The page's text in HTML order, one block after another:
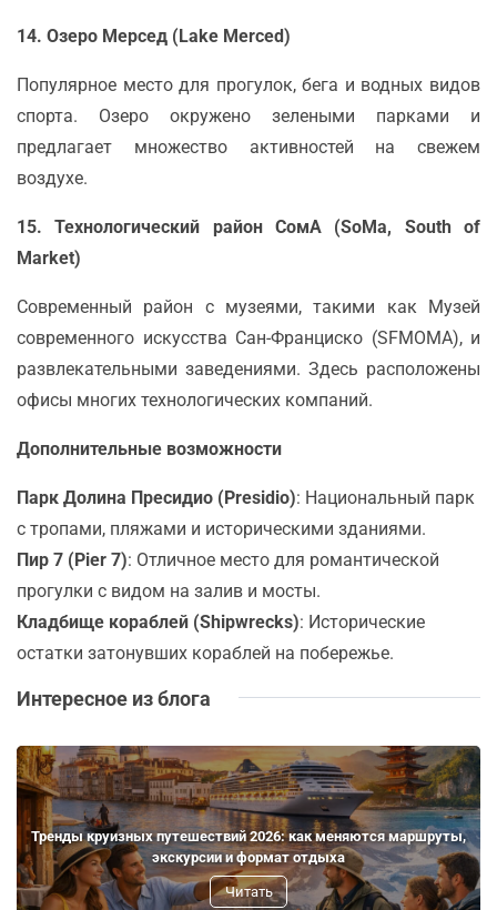
14. Озеро Мерсед (Lake Merced)
Популярное место для прогулок, бега и водных видов
спорта. Озеро окружено зелеными парками и
предлагает множество активностей на свежем
воздухе.
15. Технологический район СомА (SoMa, South of
Market)
Современный район с музеями, такими как Музей
современного искусства Сан-Франциско (SFMOMA), и
развлекательными заведениями. Здесь расположены
офисы многих технологических компаний.
Дополнительные возможности
Парк Долина Пресидио (Presidio): Национальный парк
с тропами, пляжами и историческими зданиями.
Пир 7 (Pier 7): Отличное место для романтической
прогулки с видом на залив и мосты.
Кладбище кораблей (Shipwrecks): Исторические
остатки затонувших кораблей на побережье.
Интересное из блога
Тренды круизных путешествий 2026: как меняются маршруты,
экскурсии и формат отдыха
Читать